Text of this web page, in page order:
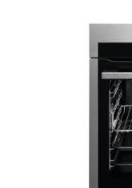
Bildergalerie